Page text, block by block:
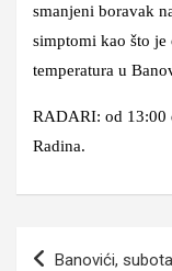
smanjeni boravak
simptomi kao što je
temperatura u
RADARI: od 13:00
Radina.
Banovići,